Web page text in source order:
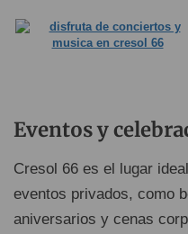
Eventos y
Cresol 66 es el lugar
eventos privados, como
aniversarios y cenas